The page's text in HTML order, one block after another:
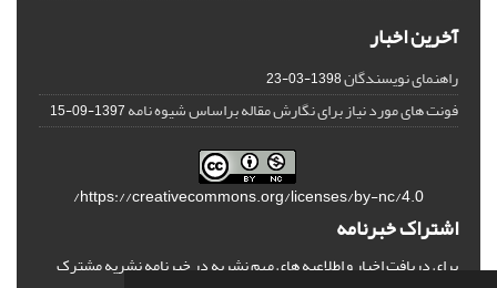
آخرین اخبار
راهنمای نویسندگان1398-03-23
فونت های مورد نیاز برای نگارش مقاله براساس شیوه نامه1397-09-15
https://creativecommons.org/licenses/by-nc/4.0/
اشتراک خبرنامه
برای دریافت اخبار و اطلاعیه های مهم نشریه در خبرنامه نشریه مشترک